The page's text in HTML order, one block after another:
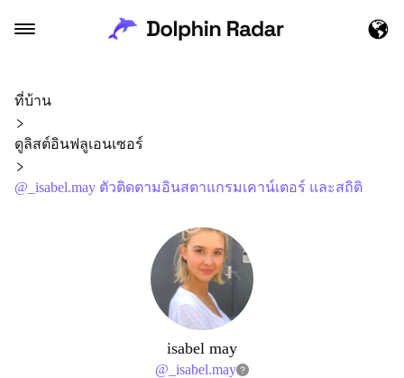
ที่บ้าน
ดูลิสต์อินฟลูเอนเซอร์
@_isabel.may ตัวติดตามอินสตาแกรมเคาน์เตอร์ และสถิติ
isabel may
@ _isabel.may